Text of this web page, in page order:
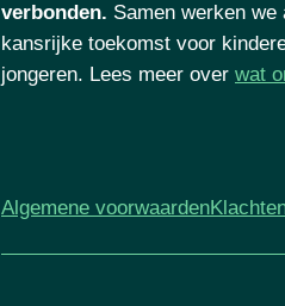
verbonden. Samen werken we
kansrijke toekomst voor
jongeren. Lees meer over wat
Algemene voorwaarden